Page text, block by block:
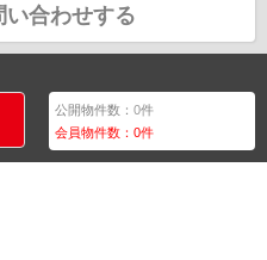
い合わせする
公開物件数：0件
会員物件数：0件